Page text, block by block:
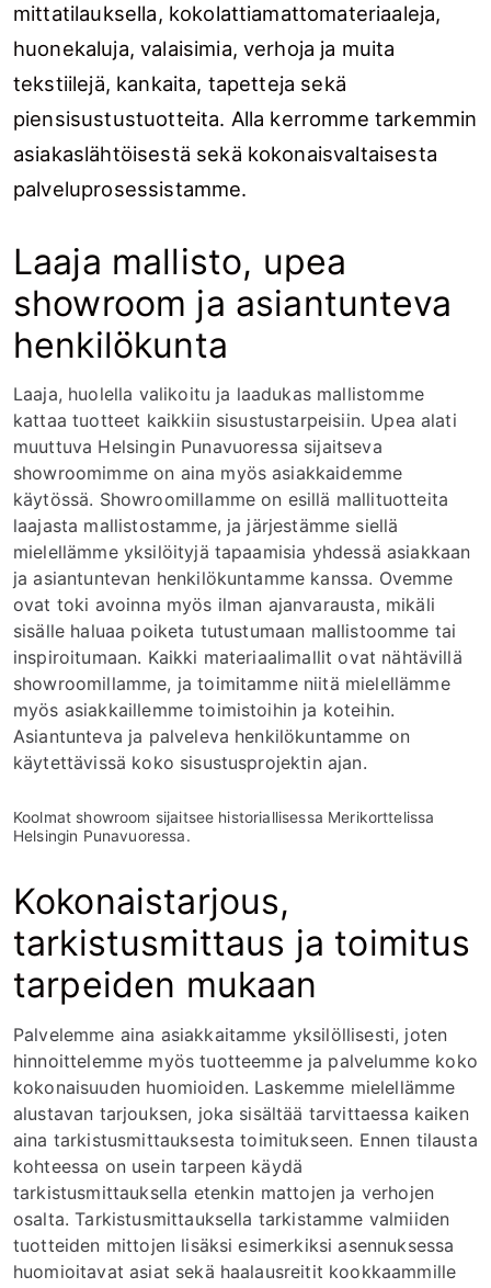
mittatilauksella, kokolattiamattomateriaaleja,
huonekaluja, valaisimia, verhoja ja muita
tekstiilejä, kankaita, tapetteja sekä
piensisustustuotteita. Alla kerromme tarkemmin
asiakaslähtöisestä sekä kokonaisvaltaisesta
palveluprosessistamme.
Laaja mallisto, upea
showroom ja asiantunteva
henkilökunta
Laaja, huolella valikoitu ja laadukas mallistomme
kattaa tuotteet kaikkiin sisustustarpeisiin. Upea alati
muuttuva Helsingin Punavuoressa sijaitseva
showroomimme on aina myös asiakkaidemme
käytössä. Showroomillamme on esillä mallituotteita
laajasta mallistostamme, ja järjestämme siellä
mielellämme yksilöityjä tapaamisia yhdessä asiakkaan
ja asiantuntevan henkilökuntamme kanssa. Ovemme
ovat toki avoinna myös ilman ajanvarausta, mikäli
sisälle haluaa poiketa tutustumaan mallistoomme tai
inspiroitumaan. Kaikki materiaalimallit ovat nähtävillä
showroomillamme, ja toimitamme niitä mielellämme
myös asiakkaillemme toimistoihin ja koteihin.
Asiantunteva ja palveleva henkilökuntamme on
käytettävissä koko sisustusprojektin ajan.
Koolmat showroom sijaitsee historiallisessa Merikorttelissa
Helsingin Punavuoressa.
Kokonaistarjous,
tarkistusmittaus ja toimitus
tarpeiden mukaan
Palvelemme aina asiakkaitamme yksilöllisesti, joten
hinnoittelemme myös tuotteemme ja palvelumme koko
kokonaisuuden huomioiden. Laskemme mielellämme
alustavan tarjouksen, joka sisältää tarvittaessa kaiken
aina tarkistusmittauksesta toimitukseen. Ennen tilausta
kohteessa on usein tarpeen käydä
tarkistusmittauksella etenkin mattojen ja verhojen
osalta. Tarkistusmittauksella tarkistamme valmiiden
tuotteiden mittojen lisäksi esimerkiksi asennuksessa
huomioitavat asiat sekä haalausreitit kookkaammille